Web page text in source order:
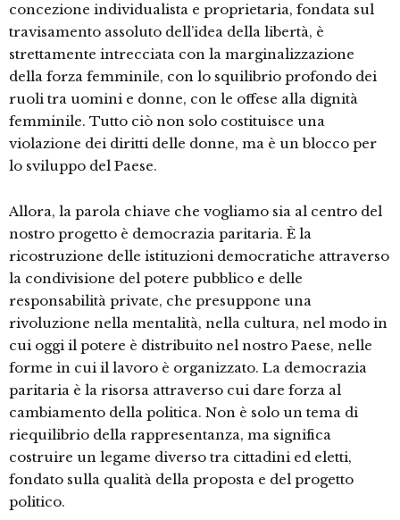
concezione individualista e proprietaria, fondata sul
travisamento assoluto dell’idea della libertà, è
strettamente intrecciata con la marginalizzazione
della forza femminile, con lo squilibrio profondo dei
ruoli tra uomini e donne, con le offese alla dignità
femminile. Tutto ciò non solo costituisce una
violazione dei diritti delle donne, ma è un blocco per
lo sviluppo del Paese.
Allora, la parola chiave che vogliamo sia al centro del
nostro progetto è democrazia paritaria. È la
ricostruzione delle istituzioni democratiche attraverso
la condivisione del potere pubblico e delle
responsabilità private, che presuppone una
rivoluzione nella mentalità, nella cultura, nel modo in
cui oggi il potere è distribuito nel nostro Paese, nelle
forme in cui il lavoro è organizzato. La democrazia
paritaria è la risorsa attraverso cui dare forza al
cambiamento della politica. Non è solo un tema di
riequilibrio della rappresentanza, ma significa
costruire un legame diverso tra cittadini ed eletti,
fondato sulla qualità della proposta e del progetto
politico.